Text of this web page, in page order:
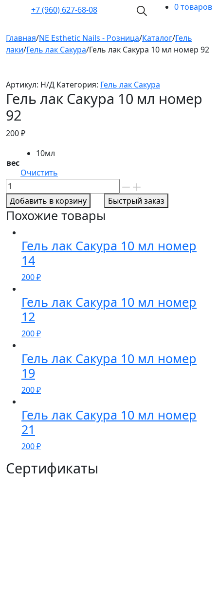
+7 (960) 627-68-08 0 товаров
Главная/NE Esthetic Nails - Розница/Каталог/Гель
лаки/Гель лак Сакура/Гель лак Сакура 10 мл номер 92
Артикул: Н/Д Категория: Гель лак Сакура
Гель лак Сакура 10 мл номер
92
200₽
вес
10мл
Очистить
Количество
товара
Гель
лак
Сакура
номер
Добавить в корзину Быстрый заказ
Похожие товары
Гель лак Сакура 10 мл номер
14
200₽
Гель лак Сакура 10 мл номер
12
200₽
Гель лак Сакура 10 мл номер
19
200₽
Гель лак Сакура 10 мл номер
21
200₽
Сертификаты